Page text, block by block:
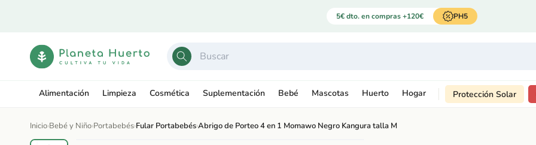
5€ dto. en compras +120€ PH5
Alimentación Limpieza Cosmética Suplementación Bebé Mascotas Huerto Hogar Protección Solar
Inicio›Bebé y Niño›Portabebés›Fular Portabebés›Abrigo de Porteo 4 en 1 Momawo Negro Kangura talla M
Ir